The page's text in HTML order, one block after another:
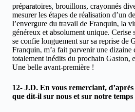
préparatoires, brouillons, crayonnés
mesurer les étapes de réalisation d’un
l’envergure du travail de Franquin, la
généreux et absolument unique. Cerise
se confie longuement sur sa reprise de
Franquin, m’a fait parvenir une dizaine
totalement inédits du prochain Gaston,
Une belle avant-première !
12- J.D. En vous remerciant,
que dit-il sur nous et sur notre temps